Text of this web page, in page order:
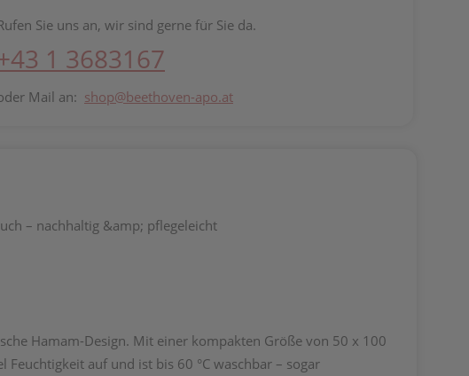
Sie uns an, wir sind gerne für Sie da.
1 3683167
Mail an: shop@beethoven-apo.at
– nachhaltig &amp; pflegeleicht
Hamam-Design. Mit einer kompakten Größe von 50 x 100
auf und ist bis 60 °C waschbar – sogar